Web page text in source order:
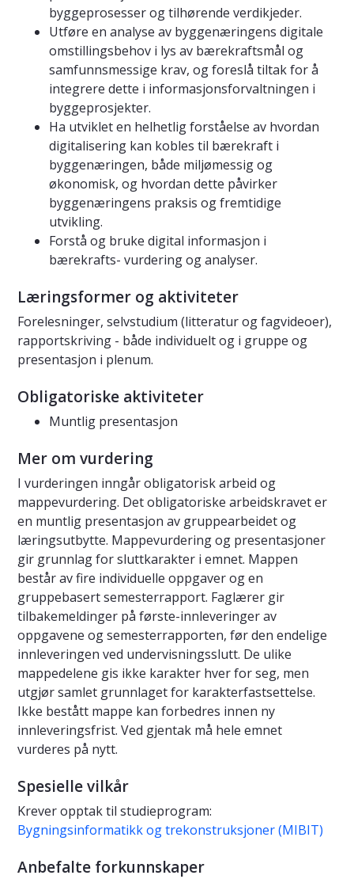
byggeprosesser og tilhørende verdikjeder.
Utføre en analyse av byggenæringens digitale
omstillingsbehov i lys av bærekraftsmål og
samfunnsmessige krav, og foreslå tiltak for å
integrere dette i informasjonsforvaltningen i
byggeprosjekter.
Ha utviklet en helhetlig forståelse av hvordan
digitalisering kan kobles til bærekraft i
byggenæringen, både miljømessig og
økonomisk, og hvordan dette påvirker
byggenæringens praksis og fremtidige
utvikling.
Forstå og bruke digital informasjon i
bærekrafts- vurdering og analyser.
Læringsformer og aktiviteter
Forelesninger, selvstudium (litteratur og fagvideoer),
rapportskriving - både individuelt og i gruppe og
presentasjon i plenum.
Obligatoriske aktiviteter
Muntlig presentasjon
Mer om vurdering
I vurderingen inngår obligatorisk arbeid og
mappevurdering. Det obligatoriske arbeidskravet er
en muntlig presentasjon av gruppearbeidet og
læringsutbytte. Mappevurdering og presentasjoner
gir grunnlag for sluttkarakter i emnet. Mappen
består av fire individuelle oppgaver og en
gruppebasert semesterrapport. Faglærer gir
tilbakemeldinger på første-innleveringer av
oppgavene og semesterrapporten, før den endelige
innleveringen ved undervisningsslutt. De ulike
mappedelene gis ikke karakter hver for seg, men
utgjør samlet grunnlaget for karakterfastsettelse.
Ikke bestått mappe kan forbedres innen ny
innleveringsfrist. Ved gjentak må hele emnet
vurderes på nytt.
Spesielle vilkår
Krever opptak til studieprogram:
Bygningsinformatikk og trekonstruksjoner (MIBIT)
Anbefalte forkunnskaper